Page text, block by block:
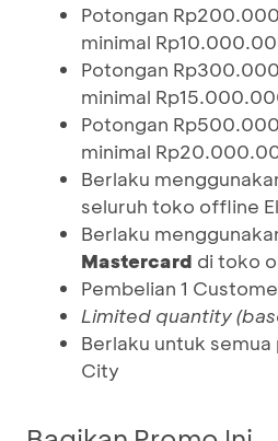
Potongan
minimal
Potongan
minimal
Potongan
minimal
Berlaku
seluruh toko offline
Berlaku
Mastercard di toko
Pembelian 1
Limited quantity
Berlaku untuk
City